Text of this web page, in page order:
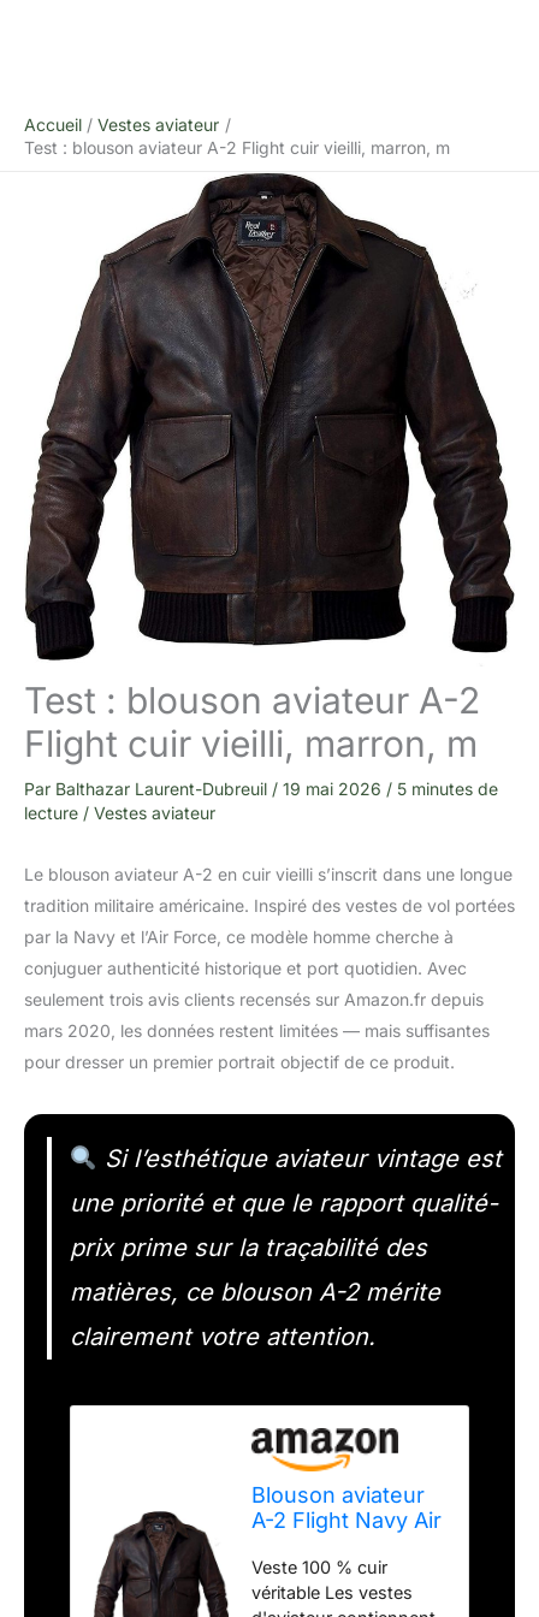
Accueil
Vestes aviateur
Test : blouson aviateur A-2 Flight cuir vieilli, marron, m
Test : blouson aviateur A-2
Flight cuir vieilli, marron, m
Par Balthazar Laurent-Dubreuil / 19 mai 2026 / 5 minutes de
lecture / Vestes aviateur
Le blouson aviateur A-2 en cuir vieilli s’inscrit dans une longue
tradition militaire américaine. Inspiré des vestes de vol portées
par la Navy et l’Air Force, ce modèle homme cherche à
conjuguer authenticité historique et port quotidien. Avec
seulement trois avis clients recensés sur Amazon.fr depuis
mars 2020, les données restent limitées — mais suffisantes
pour dresser un premier portrait objectif de ce produit.
Si l’esthétique aviateur vintage est
une priorité et que le rapport qualité-
prix prime sur la traçabilité des
matières, ce blouson A-2 mérite
clairement votre attention.
Blouson aviateur
A-2 Flight Navy Air
pour homme,
marron, M
Veste 100 % cuir
véritable Les vestes